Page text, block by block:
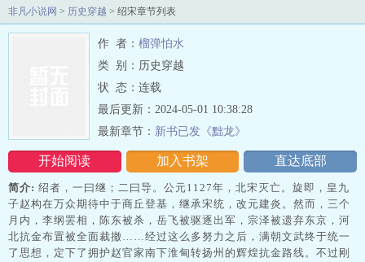
非凡小说网 > 历史穿越 > 绍宋章节列表
作 者： 榴弹怕水
类 别：历史穿越
状 态：连载
开始阅读 加入书架 直达底部
最后更新：2024-05-01 10:38:28
最新章节： 新书已发《黜龙》
简介: 绍者，一曰继；二曰导。公元1127年，北宋灭亡。旋即，皇九
子赵构在万众期待中于商丘登基，继承宋统，改元建炎。然而，三个
月内，李纲罢相，陈东被杀，岳飞被驱逐出军，宗泽被遗弃东京，河
北抗金布置被全面裁撤……经过这么多努力之后，满朝文武终于统一
了思想，定下了拥护赵官家南下淮甸转扬州的辉煌抗金路线。不过刚